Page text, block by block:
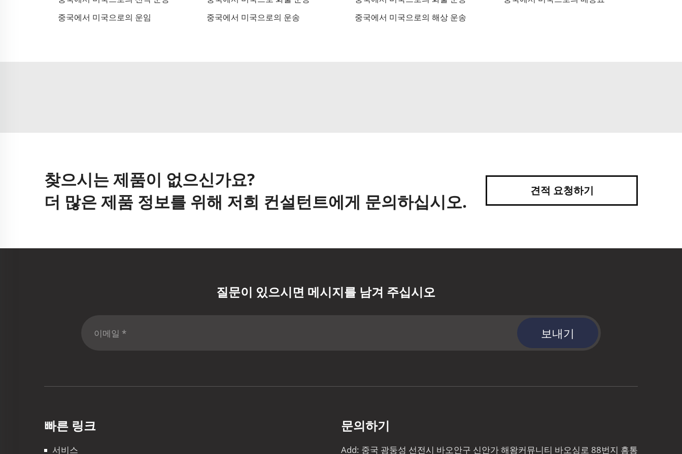
중국에서 미국으로의 운임
중국에서 미국으로의 운송 중국에서 미국으로의 해상 운송
찾으시는 제품이 없으신가요?
더 많은 제품 정보를 위해 저희 컨설턴트에게 문의하십시오.
견적 요청하기
질문이 있으시면 메시지를 남겨 주십시오
보내기
빠른 링크
서비스
문의하기
Add: 중국 광둥성 선전시 바오안구 신안가 해왕커뮤니티 바오싱로 88번지 흥통